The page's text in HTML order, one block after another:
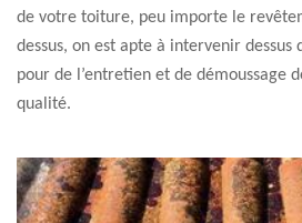
de votre toiture, peu importe le
dessus, on est apte à intervenir
pour de l’entretien et de démoussage
qualité.